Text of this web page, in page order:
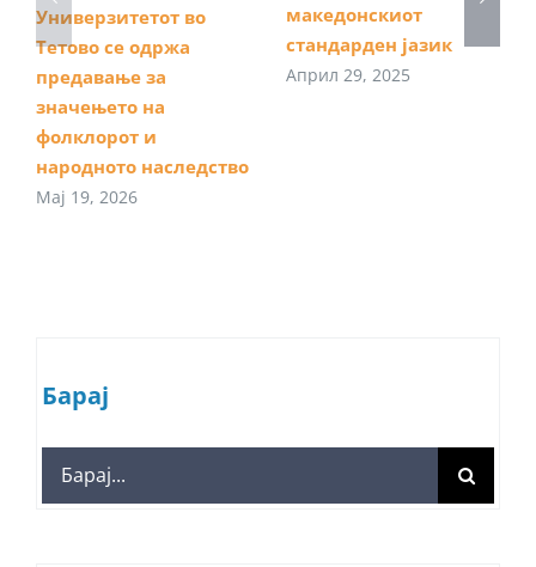
Универзитетот во
Тетово се одржа
предавање за
значењето на
фолклорот и
народното наследство
Мај 19, 2026
македонскиот
стандарден јазик
Април 29, 2025
Барај
Search
for: